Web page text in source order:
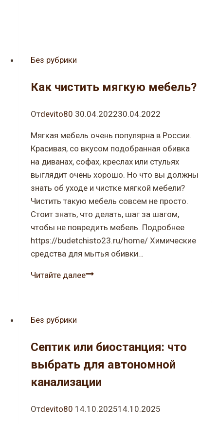
Без рубрики
Как чистить мягкую мебель?
Отdevito80 30.04.202230.04.2022
Мягкая мебель очень популярна в России.
Красивая, со вкусом подобранная обивка
на диванах, софах, креслах или стульях
выглядит очень хорошо. Но что вы должны
знать об уходе и чистке мягкой мебели?
Чистить такую мебель совсем не просто.
Стоит знать, что делать, шаг за шагом,
чтобы не повредить мебель. Подробнее
https://budetchisto23.ru/home/ Химические
средства для мытья обивки…
Читайте далееКак
Без рубрики
Септик или биостанция: что
выбрать для автономной
канализации
Отdevito80 14.10.202514.10.2025